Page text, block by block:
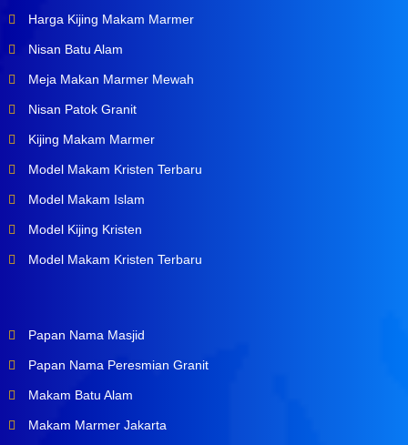
Harga Kijing Makam Marmer
Nisan Batu Alam
Meja Makan Marmer Mewah
Nisan Patok Granit
Kijing Makam Marmer
Model Makam Kristen Terbaru
Model Makam Islam
Model Kijing Kristen
Model Makam Kristen Terbaru
Papan Nama Masjid
Papan Nama Peresmian Granit
Makam Batu Alam
Makam Marmer Jakarta